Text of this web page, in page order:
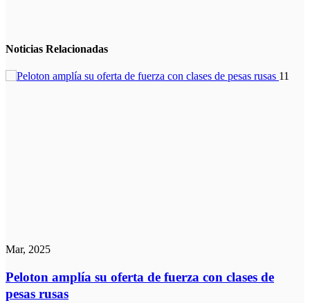
Noticias Relacionadas
11
Mar, 2025
Peloton amplía su oferta de fuerza con clases de
pesas rusas